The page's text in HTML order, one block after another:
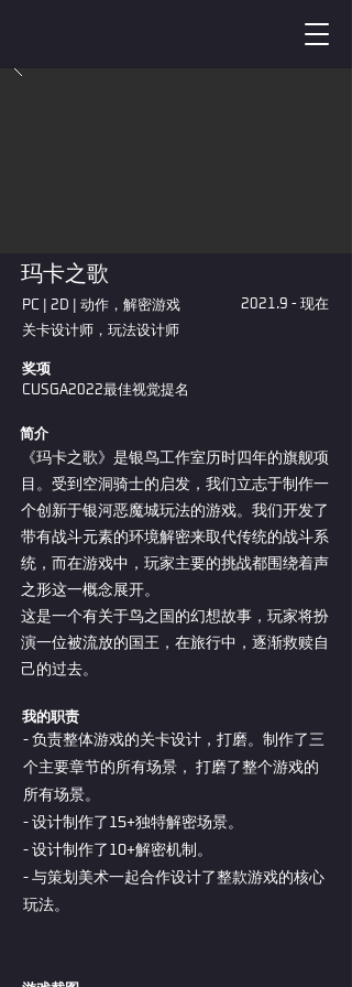
玛卡之歌
PC | 2D | 动作，解密游戏
2021.9 - 现在
关卡设计师，玩法设计师
奖项
CUSGA2022最佳视觉提名
​简介
《玛卡之歌》是银鸟工作室历时四年的旗舰项
目。受到空洞骑士的启发，我们立志于制作一
个创新于银河恶魔城玩法的游戏。我们开发了
带有战斗元素的环境解密来取代传统的战斗系
统，而在游戏中，玩家主要的挑战都围绕着声
之形这一概念展开。
​这是一个有关于鸟之国的幻想故事，玩家将扮
演一位被流放的国王，在旅行中，逐渐救赎自
己的过去。
- 负责整体游戏的关卡设计，打磨。制作了三
个主要章节的所有场景， 打磨了整个游戏的
所有场景。
- 设计制作了15+独特解密场景。
- 设计制作了10+解密机制。
- 与策划美术一起合作设计了整款游戏的核心
玩法。
我的职责